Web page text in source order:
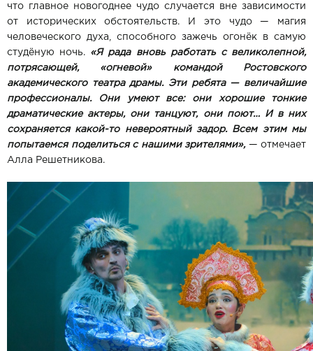
что главное новогоднее чудо случается вне зависимости
от исторических обстоятельств. И это чудо — магия
человеческого духа, способного зажечь огонёк в самую
студёную ночь. «Я рада вновь работать с великолепной,
потрясающей, «огневой» командой Ростовского
академического театра драмы. Эти ребята — величайшие
профессионалы. Они умеют все: они хорошие тонкие
драматические актеры, они танцуют, они поют… И в них
сохраняется какой-то невероятный задор. Всем этим мы
попытаемся поделиться с нашими зрителями»,— отмечает
Алла Решетникова.